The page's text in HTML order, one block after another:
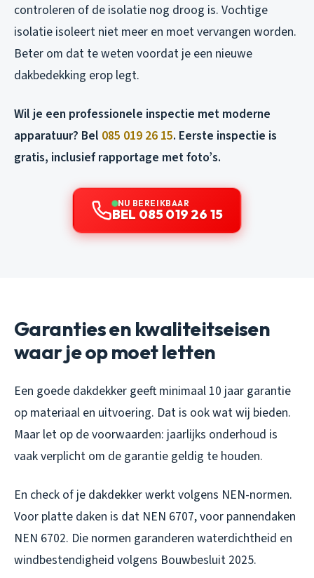
controleren of de isolatie nog droog is. Vochtige
isolatie isoleert niet meer en moet vervangen worden.
Beter om dat te weten voordat je een nieuwe
dakbedekking erop legt.
Wil je een professionele inspectie met moderne
apparatuur? Bel 085 019 26 15. Eerste inspectie is
gratis, inclusief rapportage met foto’s.
NU BEREIKBAAR
BEL 085 019 26 15
Garanties en kwaliteitseisen
waar je op moet letten
Een goede dakdekker geeft minimaal 10 jaar garantie
op materiaal en uitvoering. Dat is ook wat wij bieden.
Maar let op de voorwaarden: jaarlijks onderhoud is
vaak verplicht om de garantie geldig te houden.
En check of je dakdekker werkt volgens NEN-normen.
Voor platte daken is dat NEN 6707, voor pannendaken
NEN 6702. Die normen garanderen waterdichtheid en
windbestendigheid volgens Bouwbesluit 2025.